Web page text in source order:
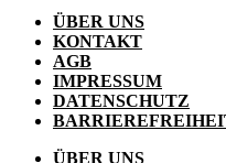
ÜBER UNS
KONTAKT
AGB
IMPRESSUM
DATENSCHUTZ
ÜBER UNS